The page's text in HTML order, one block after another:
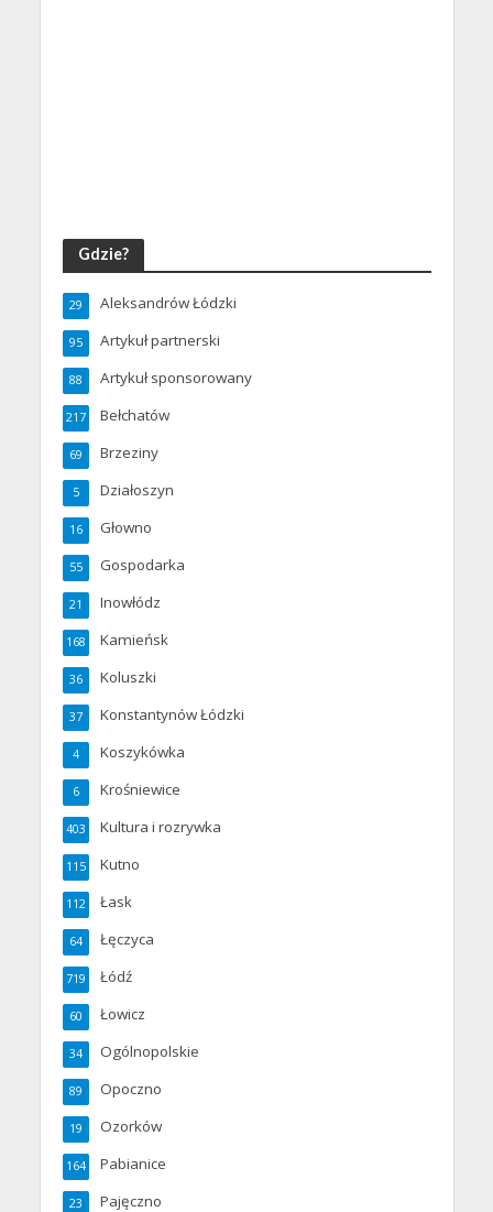
Gdzie?
Aleksandrów Łódzki
29
Artykuł partnerski
95
Artykuł sponsorowany
88
Bełchatów
217
Brzeziny
69
Działoszyn
5
Głowno
16
Gospodarka
55
Inowłódz
21
Kamieńsk
168
Koluszki
36
Konstantynów Łódzki
37
Koszykówka
4
Krośniewice
6
Kultura i rozrywka
403
Kutno
115
Łask
112
Łęczyca
64
Łódź
719
Łowicz
60
Ogólnopolskie
34
Opoczno
89
Ozorków
19
Pabianice
164
Pajęczno
23